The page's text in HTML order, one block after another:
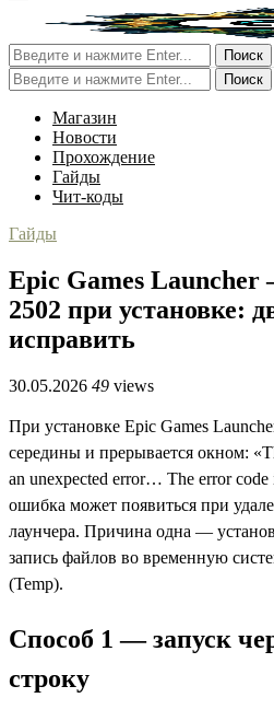
Поиск
Поиск
Магазин
Новости
Прохождение
Гайды
Чит-коды
Гайды
Epic Games
2502 при установке:
исправить
30.05.2026 49 views
При установке Epic Games
середины и прерывается окном:
an unexpected error… The error
ошибка может появиться при
лаунчера. Причина одна —
запись файлов во временную
(Temp).
Способ 1 — запуск
строку